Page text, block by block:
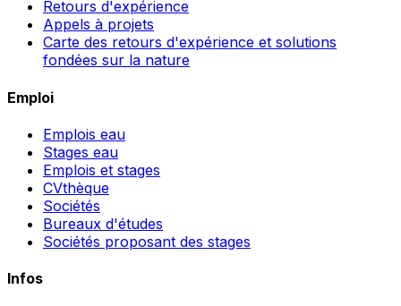
Retours d'expérience
Appels à projets
Carte des retours d'expérience et solutions
fondées sur la nature
Emploi
Emplois eau
Stages eau
Emplois et stages
CVthèque
Sociétés
Bureaux d'études
Sociétés proposant des stages
Infos